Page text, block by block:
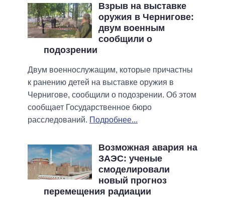
Взрыв на выставке
оружия в Чернигове:
двум военным
сообщили о
подозрении
Двум военнослужащим, которые причастны
к ранению детей на выставке оружия в
Чернигове, сообщили о подозрении. Об этом
сообщает Государственное бюро
расследований. Подробнее...
Возможная авария на
ЗАЭС: ученые
смоделировали
новый прогноз
перемещения радиации